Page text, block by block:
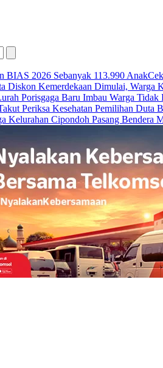
BIAS 2026 Sebanyak 113.990 Anak
Diskon Kemerdekaan Dimulai, Warga
Porisgaga Baru Imbau Warga Tidak
Periksa Kesehatan Pemilihan Duta
Kelurahan Cipondoh Pasang Bendera